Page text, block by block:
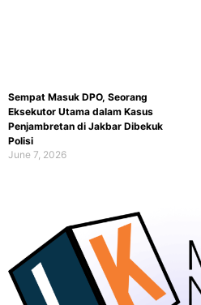
Sempat Masuk DPO, Seorang
Eksekutor Utama dalam Kasus
Penjambretan di Jakbar Dibekuk
Polisi
June 7, 2026